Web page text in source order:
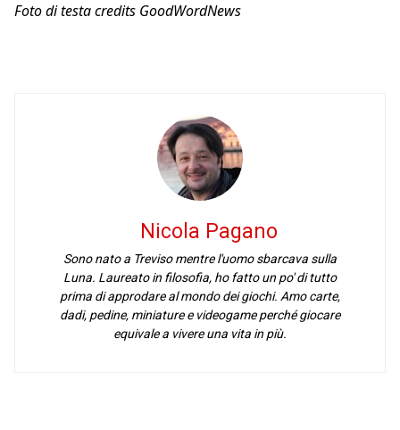
Foto di testa credits GoodWordNews
Nicola Pagano
Sono nato a Treviso mentre l'uomo sbarcava sulla
Luna. Laureato in filosofia, ho fatto un po' di tutto
prima di approdare al mondo dei giochi. Amo carte,
dadi, pedine, miniature e videogame perché giocare
equivale a vivere una vita in più.